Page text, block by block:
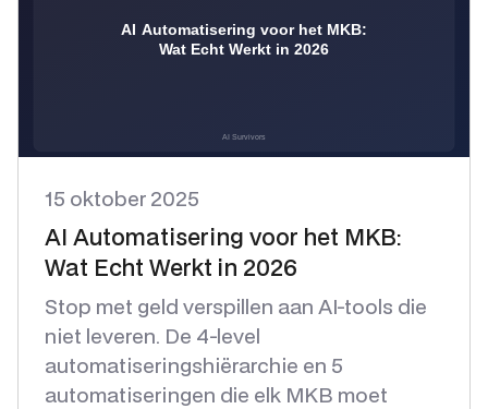
15 oktober 2025
AI Automatisering voor het MKB:
Wat Echt Werkt in 2026
Stop met geld verspillen aan AI-tools die
niet leveren. De 4-level
automatiseringshiërarchie en 5
automatiseringen die elk MKB moet